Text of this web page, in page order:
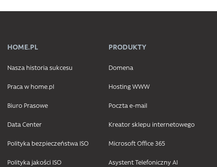
HOME.PL
Nasza historia sukcesu
Praca w home.pl
Biuro Prasowe
Data Center
Polityka bezpieczeństwa ISO
Polityka jakości ISO
PRODUKTY
Domena
Hosting WWW
Poczta e-mail
Kreator sklepu internetowego
Microsoft Office 365
Asystent Telefoniczny AI